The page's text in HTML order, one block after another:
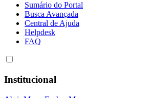
Sumário do Portal
Busca Avançada
Central de Ajuda
Helpdesk
FAQ
Institucional